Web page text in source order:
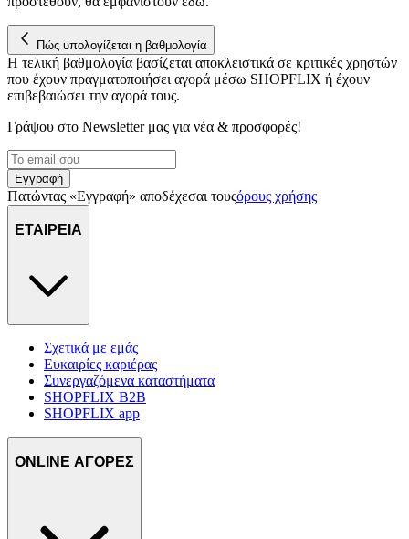
Πώς υπολογίζεται η βαθμολογία
Η τελική βαθμολογία βασίζεται αποκλειστικά σε κριτικές χρηστών
που έχουν πραγματοποιήσει αγορά μέσω SHOPFLIX ή έχουν
επιβεβαιώσει την αγορά τους.
Γράψου στο Νewsletter μας για νέα & προσφορές!
Εγγραφή
Πατώντας «Εγγραφή» αποδέχεσαι τουςόρους χρήσης
ΕΤΑΙΡΕΙΑ
Σχετικά με εμάς
Ευκαιρίες καριέρας
Συνεργαζόμενα καταστήματα
SHOPFLIX B2B
SHOPFLIX app
ONLINE ΑΓΟΡΕΣ